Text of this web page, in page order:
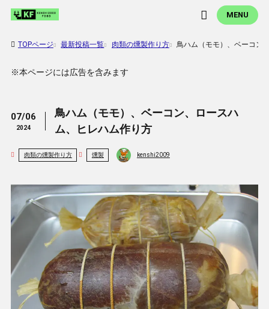
MENU
TOPページ 最新投稿一覧 肉類の燻製作り方 鳥ハム（モモ）、ベーコン
※本ページには広告を含みます
07/06
2024
鳥ハム（モモ）、ベーコン、ロースハ
ム、ヒレハム作り方
肉類の燻製作り方 燻製 kenshi2009